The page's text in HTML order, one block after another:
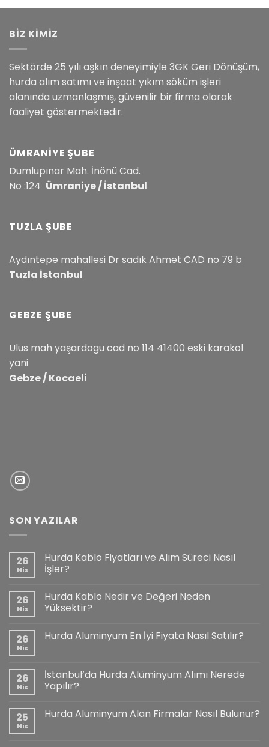
BİZ KİMİZ
Sektörde 25 yılı aşkın deneyimiyle 3GK Geri Dönüşüm,
hurda alım satımı ve inşaat yıkım söküm işleri
alanında uzmanlaşmış, güvenilir bir firma olarak
faaliyet göstermektedir.
ÜMRANIYE ŞUBE
Dumlupınar Mah. İnönü Cad.
No :124 Ümraniye / İstanbul
TUZLA ŞUBE
Aydıntepe mahallesi Dr sadık Ahmet CAD no 79 b
Tuzla İstanbul
GEBZE ŞUBE
Ulus mah yaşardogu cad no 114 41400 eski karakol
yani
Gebze / Kocaeli
SON YAZILAR
26
Nis
Hurda Kablo Fiyatları ve Alım Süreci Nasıl
İşler?
26
Nis
Hurda Kablo Nedir ve Değeri Neden
Yüksektir?
26
Nis
Hurda Alüminyum En İyi Fiyata Nasıl Satılır?
26
Nis
İstanbul’da Hurda Alüminyum Alımı Nerede
Yapılır?
25
Nis
Hurda Alüminyum Alan Firmalar Nasıl Bulunur?